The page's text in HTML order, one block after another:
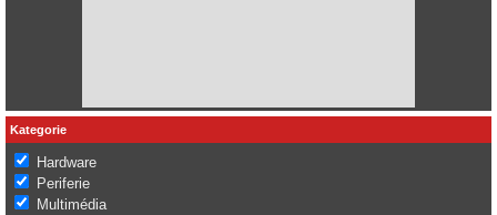
Kategorie
Hardware
Periferie
Multimédia